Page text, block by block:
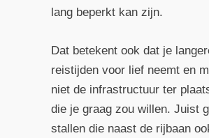
lang beperkt kan zijn.
Dat betekent ook dat je
reistijden voor lief neemt en
niet de infrastructuur ter
die je graag zou willen. Juist
stallen die naast de rijbaan